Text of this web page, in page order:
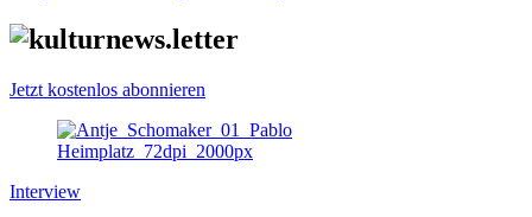
Jetzt kostenlos abonnieren
Interview